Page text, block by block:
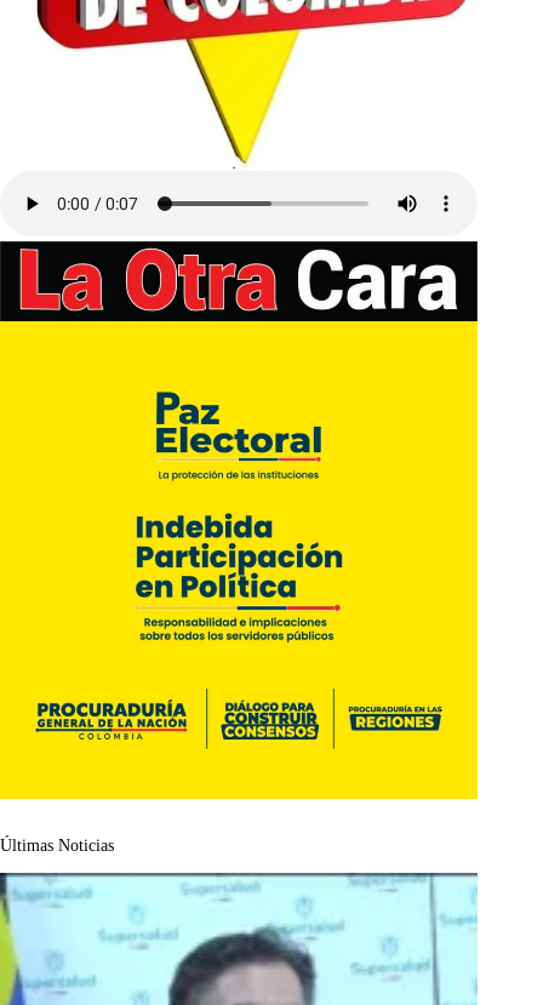
Últimas Noticias